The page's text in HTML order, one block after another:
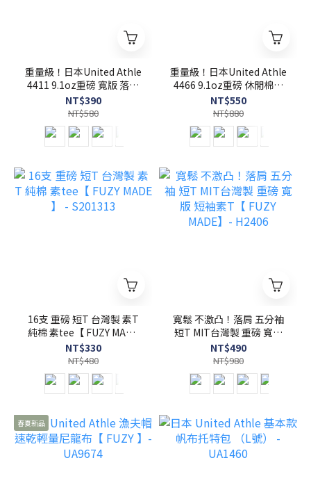
重量級！日本United Athle
4411 9.1oz重磅 寬版 落肩
素面短T【 FUZY 】-
UA4411
NT$390
NT$580
重量級！日本United Athle
4466 9.1oz重磅 休閒棉質
短褲 素面基本款 【 FUZY
】- UA4466
NT$550
NT$880
16支 重磅 短T 台灣製 素T
純棉 素tee【 FUZY MADE
】 - S201313
NT$330
NT$480
寬鬆 不激凸！落肩 五分袖
短T MIT台灣製 重磅 寬版
短袖素T【 FUZY MADE】-
H2406
NT$490
NT$980
春夏新品